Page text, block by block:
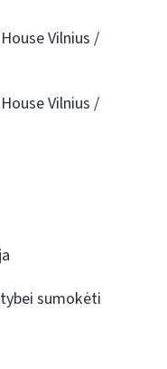
Vilnius /
Vilnius /
sumokėti